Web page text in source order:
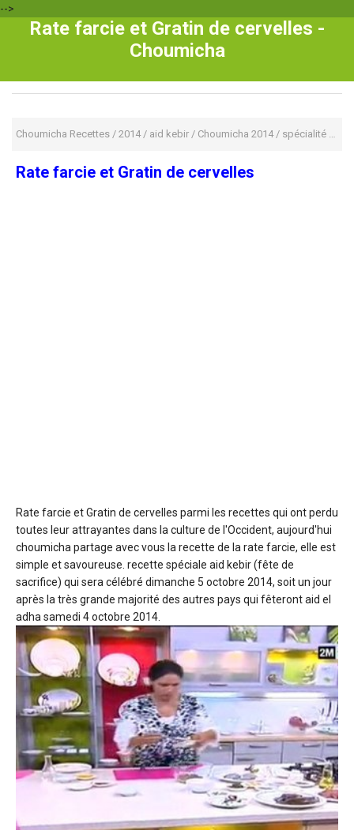
-->
Rate farcie et Gratin de cervelles -
Choumicha
Choumicha Recettes / 2014/ aid kebir / Choumicha 2014/ spécialité marocaine
Rate farcie et Gratin de cervelles
Rate farcie et Gratin de cervelles parmi les recettes qui ont perdu
toutes leur attrayantes dans la culture de l'Occident, aujourd'hui
choumicha partage avec vous la recette de la rate farcie, elle est
simple et savoureuse. recette spéciale aid kebir (fête de
sacrifice) qui sera célébré dimanche 5 octobre 2014, soit un jour
après la très grande majorité des autres pays qui fêteront aid el
adha samedi 4 octobre 2014.